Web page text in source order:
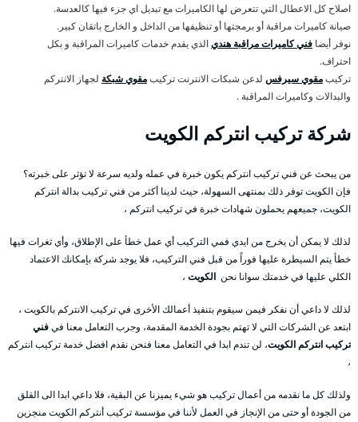
اصلاح كل الاعطال التي تتعرض لها الكاميرات مع تبديل اي جزء فيها كالعدسة.
صيانة كاميرات مراقبة أو برمجتها أو تنظيفها من الداخل و الخارج باتقان كبير.
نوفر أيضا فني كاميرات مراقبة هنديالذي يقدم خدمات كاميرات المراقبة و بكل
احتراف.
تركيبمقوي سيرفس لدعن شبكات الانترنت تركيبمقوي شبكة لجهاز الانتركم
والبدالات وكاميرات المراقبة .
شركة تركيب انتركم الكويت
من يبحث عن فني تركيب انتركم يكون خبرة في عمله ولديه سرعة لا تؤثر على خبرته؟
فإن الكويت توفر ذلك بمنتهى السهولة، حيث لدينا أكثر من فني تركيب بدالة انتركم
الكويت، جميعهم يحملون شهادات خبرة في تركيب انتركم ،
لذلك لا يمكن أن يخرج من ايدي فمي التركيب أي عمل خطأ على الإطلاق، وأي ثغرات فيها
خطأ يتم السيطرة عليها فوراً من قبل فني التركيب، فلا يوجد شركة بإمكانك الاعتماد
الكلي عليها في خدمتك سوانا نحن الكويت ،
لذلك لا داعي أن نفكر فيمن سيقوم بتنفيذ أعمالك الأخرى في تركيب الانتركم بالكويت ،
ابتعد عن الشركات التي لا تهتم بجودة الخدمة المقدمة، وجرب التعامل معنا فيفني
تركيب انتركم الكويت، لن تندم ابدا في التعامل معنا فنحن نقدم افضل خدمة تركيب انتركم
،
ولذلك كل ما نقدمه من أعمال تركيب هو شيء يميزنا عن البقية، فلا داعي ابدا الى القلق
من الجودة أو حتى من الإنجاز في العمل لأننا في مؤسسة تركيب أنتركم الكويت منجزين